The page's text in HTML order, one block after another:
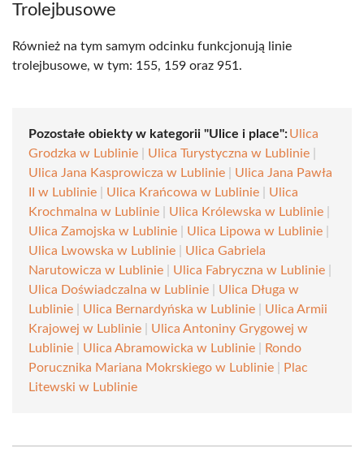
Trolejbusowe
Również na tym samym odcinku funkcjonują linie
trolejbusowe, w tym: 155, 159 oraz 951.
Pozostałe obiekty w kategorii "Ulice i place":Ulica
Grodzka w Lublinie
Ulica Turystyczna w Lublinie
Ulica Jana Kasprowicza w Lublinie
Ulica Jana Pawła
II w Lublinie
Ulica Krańcowa w Lublinie
Ulica
Krochmalna w Lublinie
Ulica Królewska w Lublinie
Ulica Zamojska w Lublinie
Ulica Lipowa w Lublinie
Ulica Lwowska w Lublinie
Ulica Gabriela
Narutowicza w Lublinie
Ulica Fabryczna w Lublinie
Ulica Doświadczalna w Lublinie
Ulica Długa w
Lublinie
Ulica Bernardyńska w Lublinie
Ulica Armii
Krajowej w Lublinie
Ulica Antoniny Grygowej w
Lublinie
Ulica Abramowicka w Lublinie
Rondo
Porucznika Mariana Mokrskiego w Lublinie
Plac
Litewski w Lublinie